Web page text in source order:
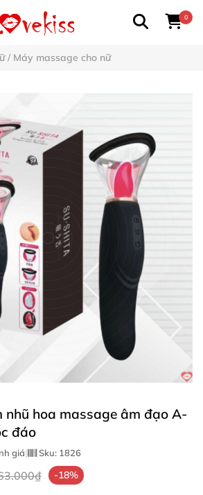
0
/ Máy massage cho nữ
nhũ hoa massage âm đạo A-
đáo
giá| Sku: 1826
-18%